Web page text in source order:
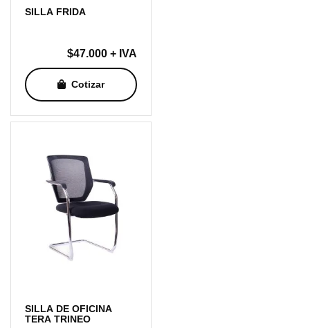
SILLA FRIDA
$47.000 + IVA
Cotizar
SILLA DE OFICINA
TERA TRINEO